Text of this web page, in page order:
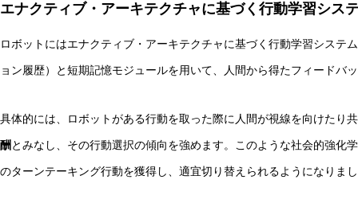
エナクティブ・アーキテクチャに基づく行動学習シス
ロボットにはエナクティブ・アーキテクチャに基づく行動学習システ
ョン履歴）と短期記憶モジュールを用いて、人間から得たフィードバ
具体的には、ロボットがある行動を取った際に人間が視線を向けたり
酬とみなし、その行動選択の傾向を強めます。このような社会的強化
のターンテーキング行動を獲得し、適宜切り替えられるようになりま